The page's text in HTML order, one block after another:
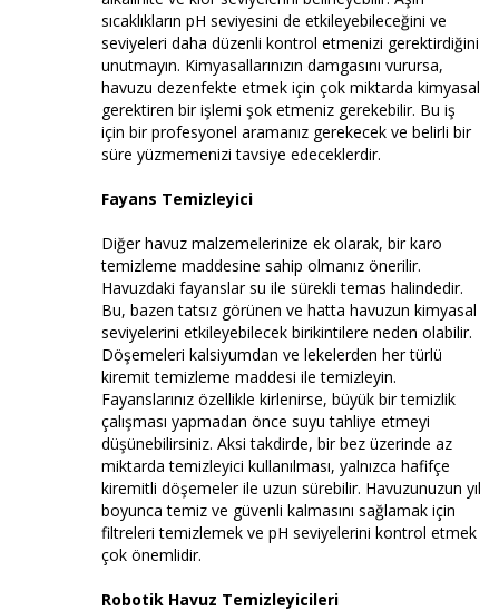
sıcaklıkların pH seviyesini de etkileyebileceğini ve
seviyeleri daha düzenli kontrol etmenizi gerektirdiğini
unutmayın. Kimyasallarınızın damgasını vurursa,
havuzu dezenfekte etmek için çok miktarda kimyasal
gerektiren bir işlemi şok etmeniz gerekebilir. Bu iş
için bir profesyonel aramanız gerekecek ve belirli bir
süre yüzmemenizi tavsiye edeceklerdir.
Fayans Temizleyici
Diğer havuz malzemelerinize ek olarak, bir karo
temizleme maddesine sahip olmanız önerilir.
Havuzdaki fayanslar su ile sürekli temas halindedir.
Bu, bazen tatsız görünen ve hatta havuzun kimyasal
seviyelerini etkileyebilecek birikintilere neden olabilir.
Döşemeleri kalsiyumdan ve lekelerden her türlü
kiremit temizleme maddesi ile temizleyin.
Fayanslarınız özellikle kirlenirse, büyük bir temizlik
çalışması yapmadan önce suyu tahliye etmeyi
düşünebilirsiniz. Aksi takdirde, bir bez üzerinde az
miktarda temizleyici kullanılması, yalnızca hafifçe
kiremitli döşemeler ile uzun sürebilir. Havuzunuzun yıl
boyunca temiz ve güvenli kalmasını sağlamak için
filtreleri temizlemek ve pH seviyelerini kontrol etmek
çok önemlidir.
Robotik Havuz Temizleyicileri